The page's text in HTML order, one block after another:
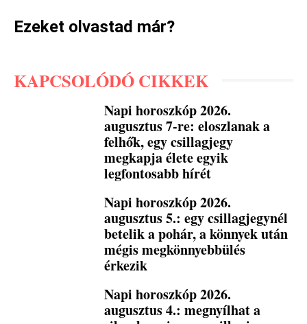
Ezeket olvastad már?
KAPCSOLÓDÓ CIKKEK
Napi horoszkóp 2026.
augusztus 7-re: eloszlanak a
felhők, egy csillagjegy
megkapja élete egyik
legfontosabb hírét
Napi horoszkóp 2026.
augusztus 5.: egy csillagjegynél
betelik a pohár, a könnyek után
mégis megkönnyebbülés
érkezik
Napi horoszkóp 2026.
augusztus 4.: megnyílhat a